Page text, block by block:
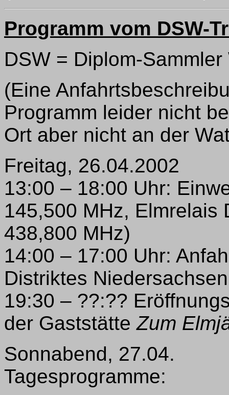
Programm vom DSW-
DSW = Diplom-
(Eine
Programm leider nicht
Ort aber nicht an der
Freitag, 26.04.2002
13:00 – 18:00 Uhr:
145,500 MHz,
438,800 MHz)
14:00 – 17:00 Uhr:
Distriktes
19:30 – ??:??
der GaststätteZum
Sonnabend, 27.04.
Tagesprogramme: